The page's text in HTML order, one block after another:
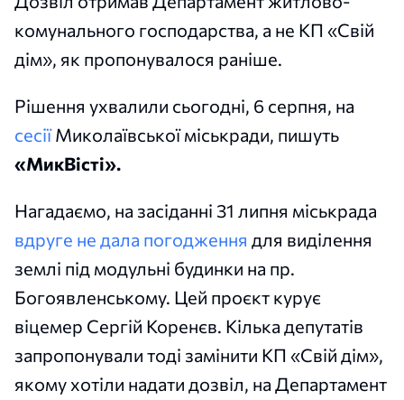
комунального господарства, а не КП «Свій
дім», як пропонувалося раніше.
Рішення ухвалили сьогодні, 6 серпня, на
сесіїМиколаївської міськради, пишуть
«МикВісті».
Нагадаємо, на засіданні 31 липня міськрада
вдруге не дала погодження для виділення
землі під модульні будинки на пр.
Богоявленському. Цей проєкт курує
віцемер Сергій Коренєв. Кілька депутатів
запропонували тоді замінити КП «Свій дім»,
якому хотіли надати дозвіл, на Департамент